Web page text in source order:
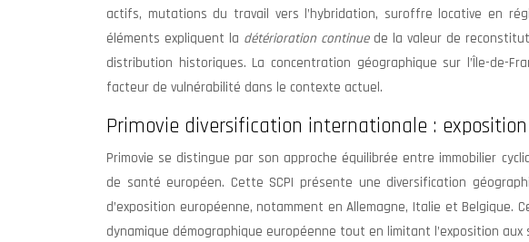
actifs, mutations du travail vers l’hybridation, suroffre locative en
éléments expliquent la détérioration continue de la valeur de
distribution historiques. La concentration géographique sur l’Île-de-
facteur de vulnérabilité dans le contexte actuel.
Primovie diversification internationale :
Primovie se distingue par son approche équilibrée entre immobilier
de santé européen. Cette SCPI présente une diversification
d’exposition européenne, notamment en Allemagne, Italie et Belgique.
dynamique démographique européenne tout en limitant l’exposition